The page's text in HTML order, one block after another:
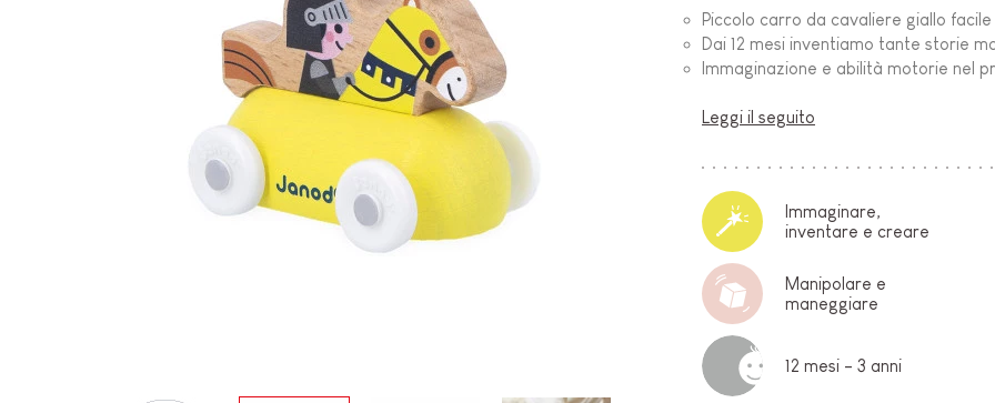
GIOCATTOLI SENSO-
MOTORI
GIOCATTOLI DI
MINI UNIVERSI
ARIA APERTA
PER BAMBINI
PEZZI STACCATI
Piccolo carro da cavaliere giallo
Dai 12 mesi inventiamo tante storie
Immaginazione e abilità motorie nel
Leggi il seguito
Immaginare,
inventare e creare
Manipolare e
maneggiare
12 mesi - 3 anni